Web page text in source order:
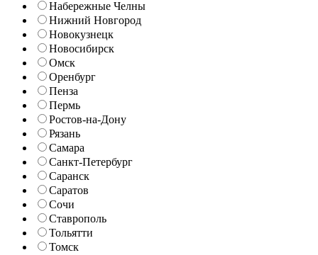
Набережные Челны
Нижний Новгород
Новокузнецк
Новосибирск
Омск
Оренбург
Пенза
Пермь
Ростов-на-Дону
Рязань
Самара
Санкт-Петербург
Саранск
Саратов
Сочи
Ставрополь
Тольятти
Томск